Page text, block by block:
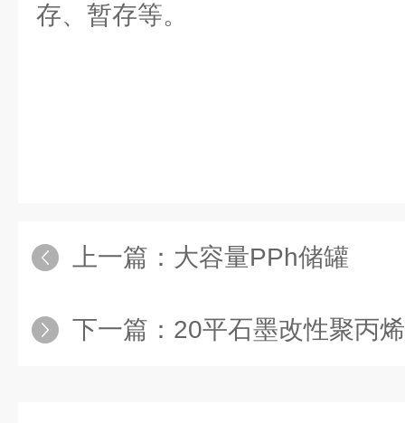
存、暂存等。
上一篇： 大容量PPh储罐
下一篇： 20平石墨改性聚丙